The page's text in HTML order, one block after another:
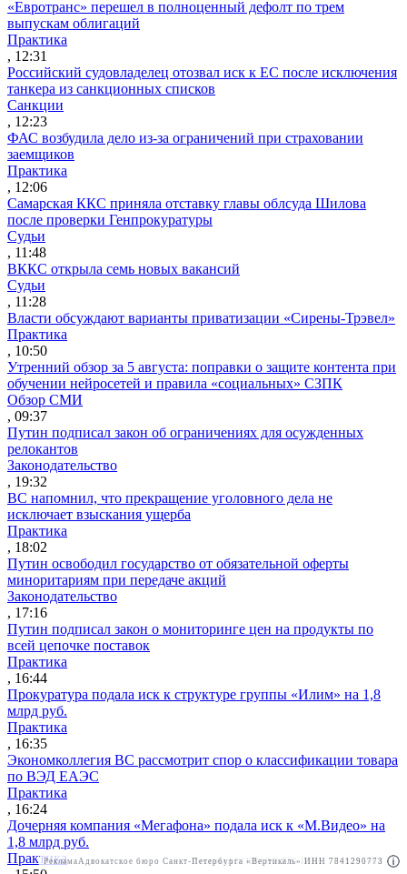
РекламаАО"ПРАВО.РУ" ИНН: 7708095468
«Евротранс» перешел в полноценный дефолт по трем
выпускам облигаций
Практика
, 12:31
Российский судовладелец отозвал иск к ЕС после исключения
танкера из санкционных списков
Санкции
, 12:23
ФАС возбудила дело из-за ограничений при страховании
заемщиков
Практика
, 12:06
Самарская ККС приняла отставку главы облсуда Шилова
после проверки Генпрокуратуры
Судьи
, 11:48
ВККС открыла семь новых вакансий
Судьи
, 11:28
Власти обсуждают варианты приватизации «Сирены-Трэвел»
Практика
, 10:50
Утренний обзор за 5 августа: поправки о защите контента при
обучении нейросетей и правила «социальных» СЗПК
Обзор СМИ
, 09:37
Путин подписал закон об ограничениях для осужденных
релокантов
Законодательство
, 19:32
ВС напомнил, что прекращение уголовного дела не
исключает взыскания ущерба
Практика
, 18:02
Путин освободил государство от обязательной оферты
миноритариям при передаче акций
Законодательство
, 17:16
Путин подписал закон о мониторинге цен на продукты по
всей цепочке поставок
Практика
, 16:44
Прокуратура подала иск к структуре группы «Илим» на 1,8
млрд руб.
Практика
, 16:35
Экономколлегия ВС рассмотрит спор о классификации товара
по ВЭД ЕАЭС
Практика
, 16:24
Дочерняя компания «Мегафона» подала иск к «М.Видео» на
1,8 млрд руб.
Практика
Реклама Адвокатское бюро Санкт-Петербурга «Вертикаль» ИНН 7841290773